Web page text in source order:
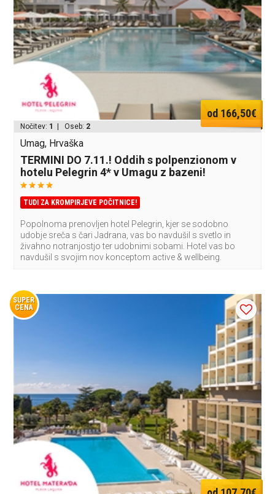
od 166,50€
Nočitev: 1 | Oseb: 2
Umag, Hrvaška
TERMINI DO 7.11.! Oddih s polpenzionom v
hotelu Pelegrin 4* v Umagu z bazeni!
TUDI ZA KROMPIRJEVE POČITNICE!
Popolnoma prenovljen hotel Pelegrin, kjer se sodobno
udobje sreča s čari Jadrana, vas bo navdušil s svetlo in
živahno notranjostjo ter udobnimi sobami. Hotel vas bo
navdušil s svojim nov konceptom active & wellbeing.
SUPER
CENA